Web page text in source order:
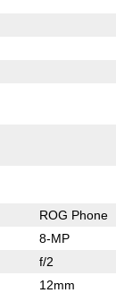
ROG Phone
8-MP
f/2
12mm